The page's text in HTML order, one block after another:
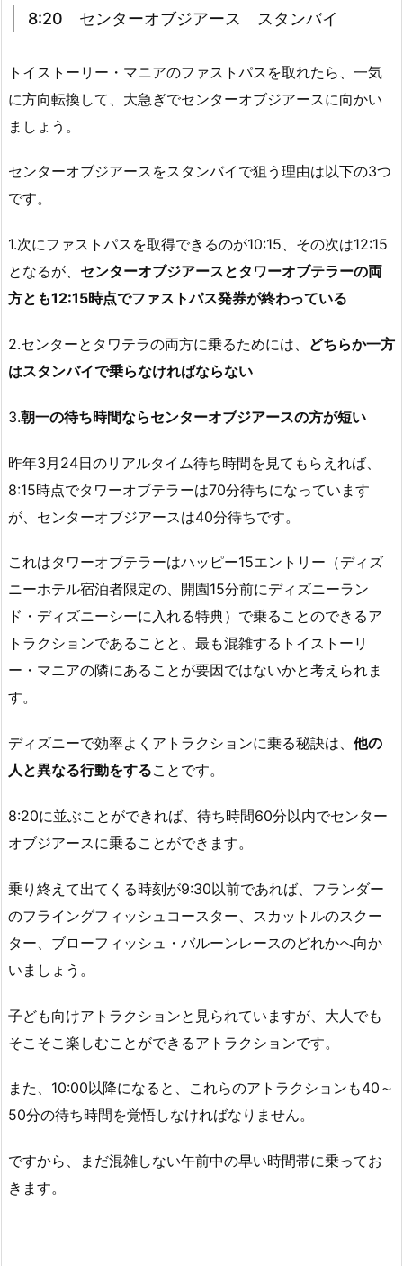
8:20 センターオブジアース スタンバイ
トイストーリー・マニアのファストパスを取れたら、一気
に方向転換して、大急ぎでセンターオブジアースに向かい
ましょう。
センターオブジアースをスタンバイで狙う理由は以下の3つ
です。
1.次にファストパスを取得できるのが10:15、その次は12:15
となるが、 センターオブジアースとタワーオブテラーの両
方とも12:15時点でファストパス発券が終わっている
2.センターとタワテラの両方に乗るためには、 どちらか一方
はスタンバイで乗らなければならない
3.朝一の待ち時間ならセンターオブジアースの方が短い
昨年3月24日のリアルタイム待ち時間を見てもらえれば、
8:15時点でタワーオブテラーは70分待ちになっています
が、センターオブジアースは40分待ちです。
これはタワーオブテラーはハッピー15エントリー（ディズ
ニーホテル宿泊者限定の、開園15分前にディズニーラン
ド・ディズニーシーに入れる特典）で乗ることのできるア
トラクションであることと、最も混雑するトイストーリ
ー・マニアの隣にあることが要因ではないかと考えられま
す。
ディズニーで効率よくアトラクションに乗る秘訣は、 他の
人と異なる行動をすることです。
8:20に並ぶことができれば、待ち時間60分以内でセンター
オブジアースに乗ることができます。
乗り終えて出てくる時刻が9:30以前であれば、フランダー
のフライングフィッシュコースター、スカットルのスクー
ター、ブローフィッシュ・バルーンレースのどれかへ向か
いましょう。
子ども向けアトラクションと見られていますが、大人でも
そこそこ楽しむことができるアトラクションです。
また、10:00以降になると、これらのアトラクションも40～
50分の待ち時間を覚悟しなければなりません。
ですから、まだ混雑しない午前中の早い時間帯に乗ってお
きます。